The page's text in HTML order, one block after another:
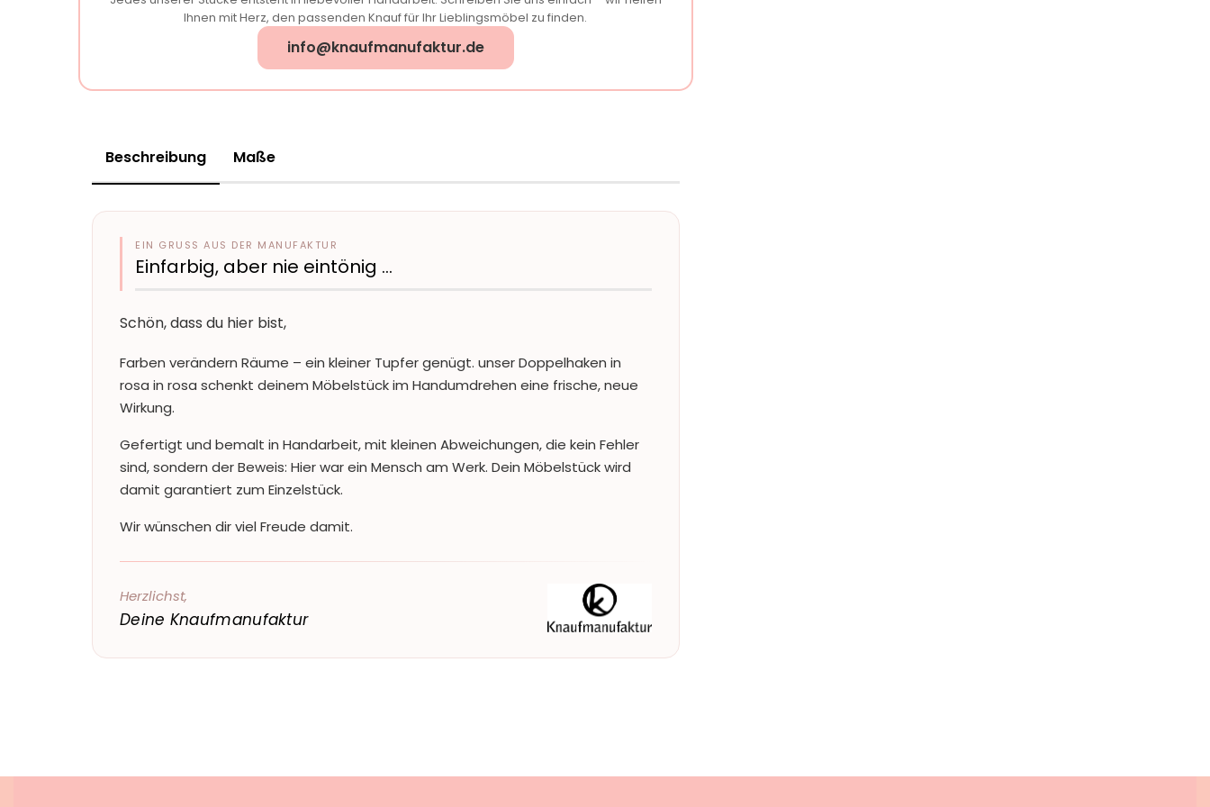
Ihnen mit Herz, den passenden Knauf für Ihr Lieblingsmöbel zu finden.
info@knaufmanufaktur.de
Beschreibung Maße
EIN GRUSS AUS DER MANUFAKTUR
Einfarbig, aber nie eintönig …
Schön, dass du hier bist,
Farben verändern Räume – ein kleiner Tupfer genügt. unser Doppelhaken in
rosa in rosa schenkt deinem Möbelstück im Handumdrehen eine frische, neue
Wirkung.
Gefertigt und bemalt in Handarbeit, mit kleinen Abweichungen, die kein Fehler
sind, sondern der Beweis: Hier war ein Mensch am Werk. Dein Möbelstück wird
damit garantiert zum Einzelstück.
Wir wünschen dir viel Freude damit.
Herzlichst,
Deine Knaufmanufaktur